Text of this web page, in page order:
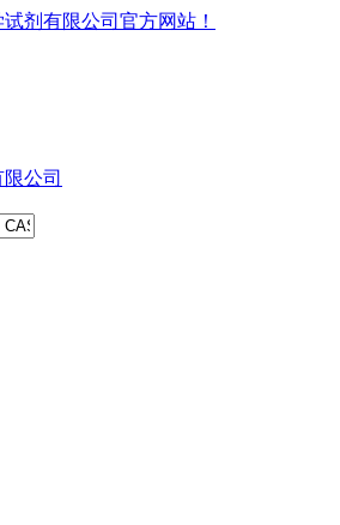
剂有限公司官方网站！